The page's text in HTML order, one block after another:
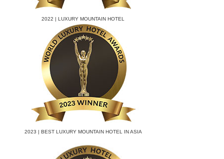
2022 | LUXURY MOUNTAIN HOTEL
2023 | BEST LUXURY MOUNTAIN HOTEL IN ASIA